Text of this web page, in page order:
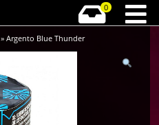
0
» Argento Blue Thunder